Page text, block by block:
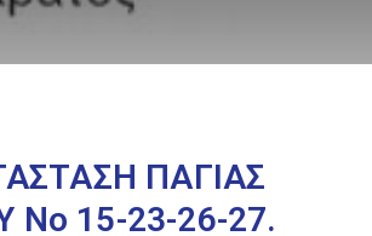
ΠΑΓΙΑΣ
15-23-26-27.